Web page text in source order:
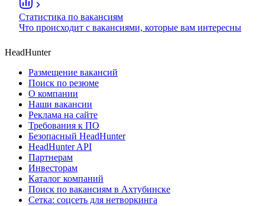
Статистика по вакансиям
Что происходит с вакансиями, которые вам интересны
HeadHunter
Размещение вакансий
Поиск по резюме
О компании
Наши вакансии
Реклама на сайте
Требования к ПО
Безопасный HeadHunter
HeadHunter API
Партнерам
Инвесторам
Каталог компаний
Поиск по вакансиям в Ахтубинске
Сетка: соцсеть для нетворкинга